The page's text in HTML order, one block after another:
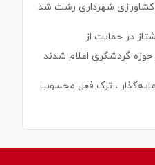
کشاورزی شهرداری رشت شد
در حمایت از
گردشگری اعلام شدند
، ترک فعل محسوب